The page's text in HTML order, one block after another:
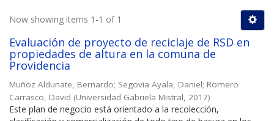
Now showing items 1-1 of 1
Evaluación de proyecto de reciclaje de RSD en
propiedades de altura en la comuna de
Providencia
Muñoz Aldunate, Bernardo; Segovia Ayala, Daniel; Romero
Carrasco, David (Universidad Gabriela Mistral, 2017)
Este plan de negocio está orientado a la recolección,